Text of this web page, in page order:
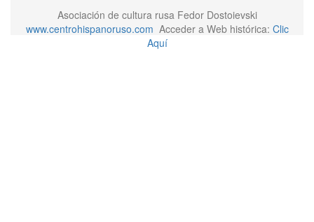
Asociación de cultura rusa Fedor Dostoievski
www.centrohispanoruso.com Acceder a Web histórica: Clic
Aquí